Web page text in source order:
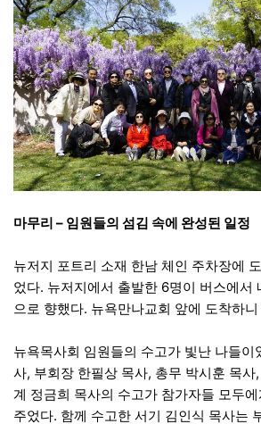
마무리 – 임원들의 섬김 속에 완성된 일정
뉴저지 포트리 소재 한남 체인 주차장에
었다. 뉴저지에서 출발한 6명이 버스에서
으로 향했다. 뉴욕만나교회 앞에 도착하
뉴욕목사회 임원들의 수고가 빛난 나들이
사, 부회장 한필상 목사, 총무 박시훈 목사
계 정금희 목사의 수고가 참가자들 모두
주었다. 함께 수고한 서기 김인식 목사는